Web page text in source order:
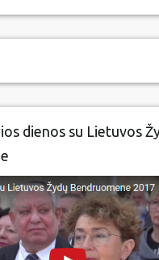
dienos su Lietuvos